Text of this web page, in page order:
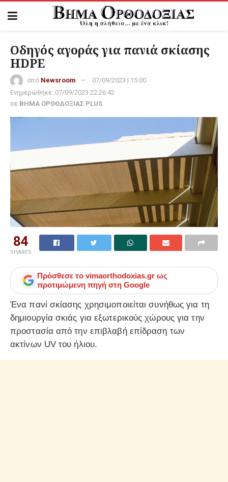
Οδηγός αγοράς για πανιά σκίασης
HDPE
από Newsroom
07/09/2023 | 15:00
Ενημερώθηκε: 07/09/2023 22:26:42
σε ΒΗΜΑ ΟΡΘΟΔΟΞΙΑΣ PLUS
84
SHARES
Πρόσθεσε το vimaorthodoxias.gr ως
προτιμώμενη πηγή στη Google
Ένα πανί σκίασης χρησιμοποιείται συνήθως για τη
δημιουργία σκιάς για εξωτερικούς χώρους για την
προστασία από την επιβλαβή επίδραση των
ακτίνων UV του ήλιου.